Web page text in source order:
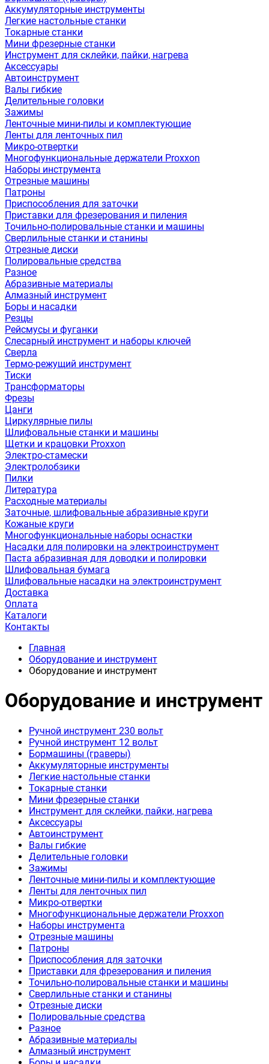
Аккумуляторные инструменты
Легкие настольные станки
Токарные станки
Мини фрезерные станки
Инструмент для склейки, пайки, нагрева
Аксессуары
Автоинструмент
Валы гибкие
Делительные головки
Зажимы
Ленточные мини-пилы и комплектующие
Ленты для ленточных пил
Микро-отвертки
Многофункциональные держатели Proxxon
Наборы инструмента
Отрезные машины
Патроны
Приспособления для заточки
Приставки для фрезерования и пиления
Точильно-полировальные станки и машины
Сверлильные станки и станины
Отрезные диски
Полировальные средства
Разное
Абразивные материалы
Алмазный инструмент
Боры и насадки
Резцы
Рейсмусы и фуганки
Слесарный инструмент и наборы ключей
Сверла
Термо-режущий инструмент
Тиски
Трансформаторы
Фрезы
Цанги
Циркулярные пилы
Шлифовальные станки и машины
Щетки и крацовки Proxxon
Электро-стамески
Электролобзики
Пилки
Литература
Расходные материалы
Заточные, шлифовальные абразивные круги
Кожаные круги
Многофункциональные наборы оснастки
Насадки для полировки на электроинструмент
Паста абразивная для доводки и полировки
Шлифовальная бумага
Шлифовальные насадки на электроинструмент
Доставка
Оплата
Каталоги
Контакты
Главная
Оборудование и инструмент
Оборудование и инструмент
Оборудование и инструмент
Ручной инструмент 230 вольт
Ручной инструмент 12 вольт
Бормашины (граверы)
Аккумуляторные инструменты
Легкие настольные станки
Токарные станки
Мини фрезерные станки
Инструмент для склейки, пайки, нагрева
Аксессуары
Автоинструмент
Валы гибкие
Делительные головки
Зажимы
Ленточные мини-пилы и комплектующие
Ленты для ленточных пил
Микро-отвертки
Многофункциональные держатели Proxxon
Наборы инструмента
Отрезные машины
Патроны
Приспособления для заточки
Приставки для фрезерования и пиления
Точильно-полировальные станки и машины
Сверлильные станки и станины
Отрезные диски
Полировальные средства
Разное
Абразивные материалы
Алмазный инструмент